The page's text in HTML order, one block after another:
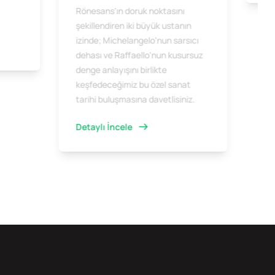
Rönesans'ın doruk noktasını
şekillendiren iki büyük ustanın
izinde; Michelangelo'nun sarsıcı
dehası ve Raffaello'nun kusursuz
denge anlayışını birlikte
keşfedeceğimiz bu özel sanat
tarihi buluşmasına davetlisiniz.
Detaylı İncele